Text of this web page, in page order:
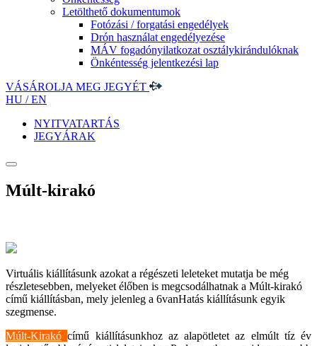
Letölthető dokumentumok
Fotózási / forgatási engedélyek
Drón használat engedélyezése
MÁV fogadónyilatkozat osztálykirándulóknak
Önkéntesség jelentkezési lap
VÁSÁROLJA MEG JEGYÉT
HU /EN
NYITVATARTÁS
JEGYÁRAK
Múlt-kirakó
Virtuális kiállításunk azokat a régészeti leleteket mutatja be még
részletesebben, melyeket élőben is megcsodálhatnak a Múlt-kirakó
című kiállításban, mely jelenleg a 6vanHatás kiállításunk egyik
szegmense.
Múlt-Kirakó című kiállításunkhoz az alapötletet az elmúlt tíz év